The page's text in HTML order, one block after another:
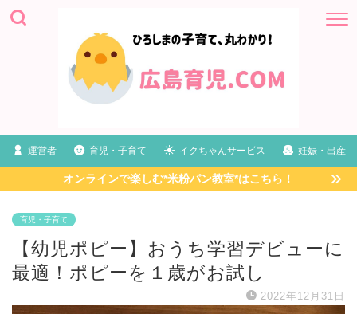
運営者 育児・子育て イクちゃんサービス 妊娠・出産
オンラインで楽しむ*米粉パン教室*はこちら！
育児・子育て
【幼児ポピー】おうち学習デビューに
最適！ポピーを１歳がお試し
2022年12月31日